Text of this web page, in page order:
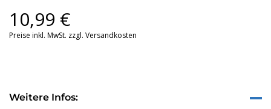
10,99 €
Preise inkl. MwSt. zzgl. Versandkosten
Weitere Infos: